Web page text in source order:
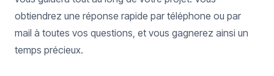
obtiendrez une réponse rapide par téléphone ou par
mail à toutes vos questions, et vous gagnerez ainsi un
temps précieux.